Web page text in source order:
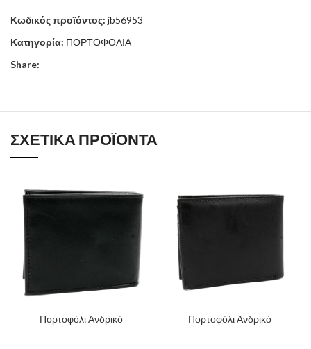
Κωδικός προϊόντος: jb56953
Κατηγορία: ΠΟΡΤΟΦΟΛΙΑ
Share:
ΣΧΕΤΙΚΆ ΠΡΟΪΌΝΤΑ
Πορτοφόλι Ανδρικό Πορτοφόλι Ανδρικό